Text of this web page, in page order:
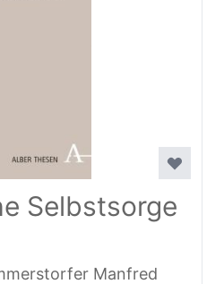
Selbstsorge
Manfred